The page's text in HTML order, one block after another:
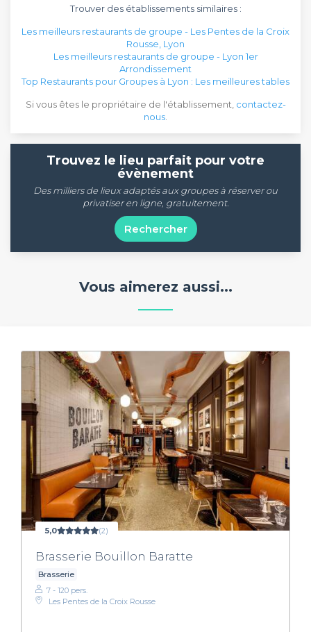
Trouver des établissements similaires :
Les meilleurs restaurants de groupe - Les Pentes de la Croix
Rousse, Lyon
Les meilleurs restaurants de groupe - Lyon 1er
Arrondissement
Top Restaurants pour Groupes à Lyon : Les meilleures tables
Si vous êtes le propriétaire de l'établissement, contactez-
nous
Trouvez le lieu parfait pour votre
évènement
Des milliers de lieux adaptés aux groupes à réserver ou
privatiser en ligne, gratuitement.
Rechercher
Vous aimerez aussi...
5,0 (2)
Brasserie Bouillon Baratte
Brasserie
7 - 120 pers.
Les Pentes de la Croix Rousse